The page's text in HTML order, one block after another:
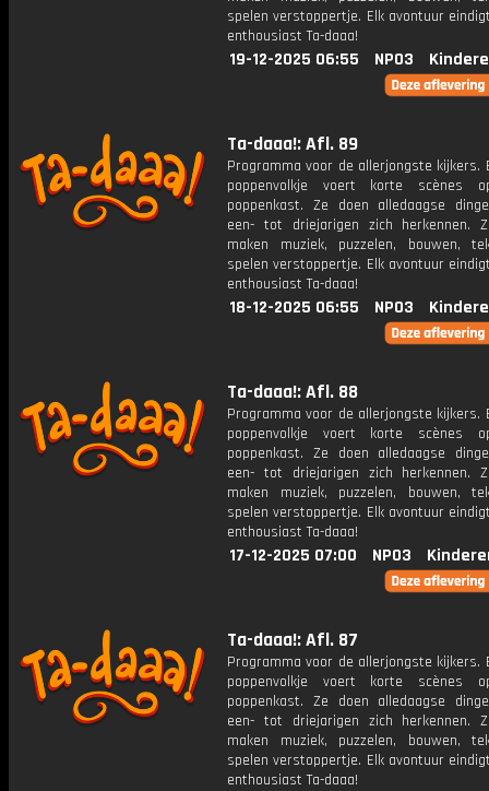
spelen verstoppertje. Elk avontuur
enthousiast Ta-daaa!
19-12-2025 06:55 NPO3
Ta-daaa!: Afl. 89
Programma voor de allerjongste kijkers.
poppenvolkje voert korte scènes
poppenkast. Ze doen alledaagse
een- tot driejarigen zich herkennen.
maken muziek, puzzelen, bouwen,
spelen verstoppertje. Elk avontuur
enthousiast Ta-daaa!
18-12-2025 06:55 NPO3
Ta-daaa!: Afl. 88
Programma voor de allerjongste kijkers.
poppenvolkje voert korte scènes
poppenkast. Ze doen alledaagse
een- tot driejarigen zich herkennen.
maken muziek, puzzelen, bouwen,
spelen verstoppertje. Elk avontuur
enthousiast Ta-daaa!
17-12-2025 07:00 NPO3
Ta-daaa!: Afl. 87
Programma voor de allerjongste kijkers.
poppenvolkje voert korte scènes
poppenkast. Ze doen alledaagse
een- tot driejarigen zich herkennen.
maken muziek, puzzelen, bouwen,
spelen verstoppertje. Elk avontuur
enthousiast Ta-daaa!